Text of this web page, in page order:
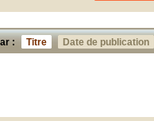
: Titre Date de publication